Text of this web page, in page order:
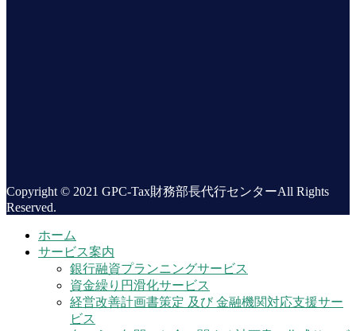
Copyright © 2021 GPC-Tax財務部長代行センターAll Rights
Reserved.
ホーム
サービス案内
銀行融資プランニングサービス
資金繰り円滑化サービス
経営改善計画書策定 及び 金融機関対応支援サー
ビス